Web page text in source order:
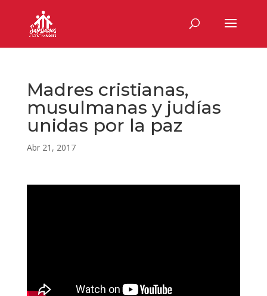
Madres cristianas,
musulmanas y judías
unidas por la paz
Abr 21, 2017